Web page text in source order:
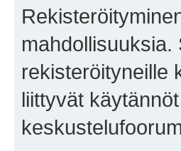
rekisteröityneille
liittyvät